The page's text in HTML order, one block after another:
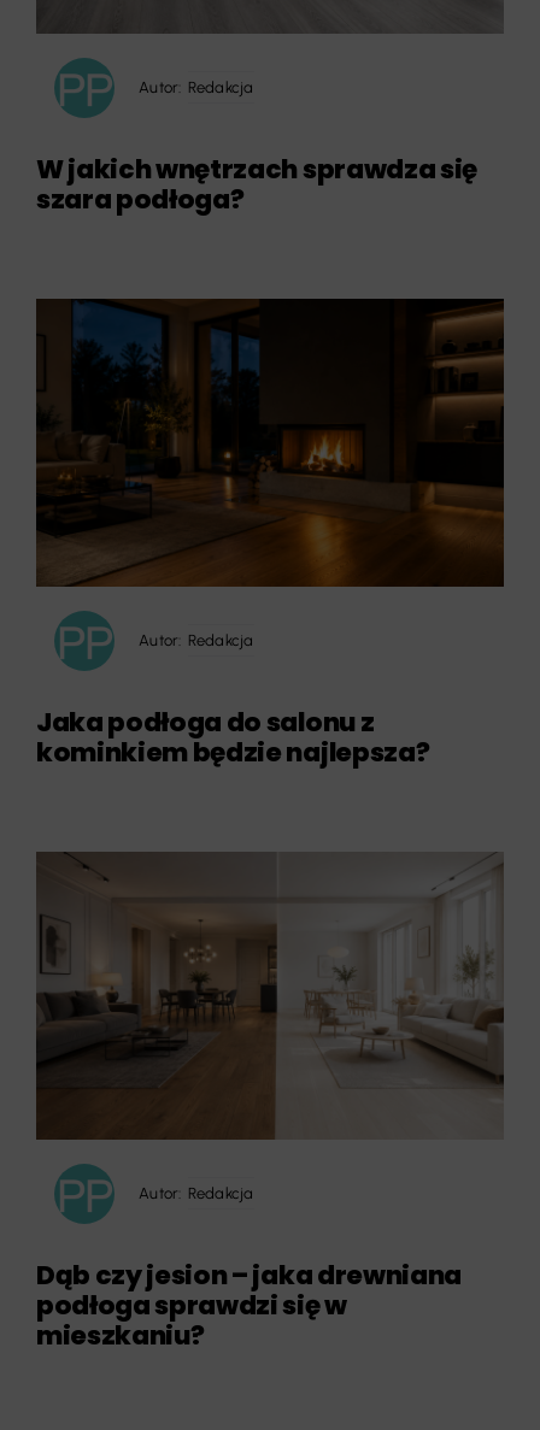
Autor: Redakcja
W jakich wnętrzach sprawdza się
szara podłoga?
Autor: Redakcja
Jaka podłoga do salonu z
kominkiem będzie najlepsza?
Autor: Redakcja
Dąb czy jesion – jaka drewniana
podłoga sprawdzi się w
mieszkaniu?